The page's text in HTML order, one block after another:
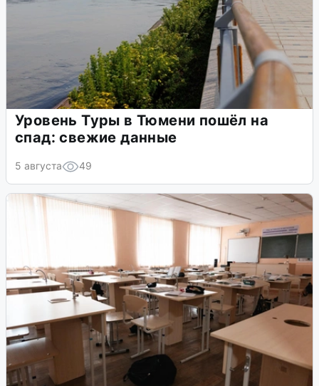
Уровень Туры в Тюмени пошёл на
спад: свежие данные
5 августа 49